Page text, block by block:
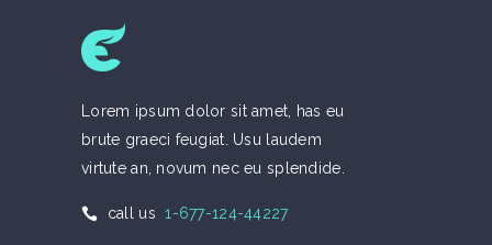
Energy
Lorem ipsum dolor sit amet,
consectetur adipiscing...
Lorem ipsum dolor sit amet, has eu
brute graeci feugiat. Usu laudem
virtute an, novum nec eu splendide.
call us 1-677-124-44227